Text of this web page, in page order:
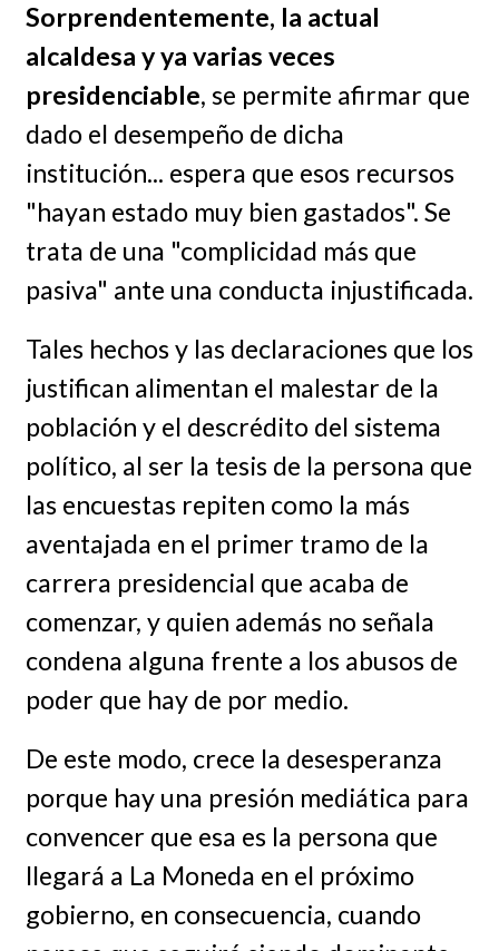
Sorprendentemente, la actual
alcaldesa y ya varias veces
presidenciable, se permite afirmar que
dado el desempeño de dicha
institución... espera que esos recursos
"hayan estado muy bien gastados". Se
trata de una "complicidad más que
pasiva" ante una conducta injustificada.
Tales hechos y las declaraciones que los
justifican alimentan el malestar de la
población y el descrédito del sistema
político, al ser la tesis de la persona que
las encuestas repiten como la más
aventajada en el primer tramo de la
carrera presidencial que acaba de
comenzar, y quien además no señala
condena alguna frente a los abusos de
poder que hay de por medio.
De este modo, crece la desesperanza
porque hay una presión mediática para
convencer que esa es la persona que
llegará a La Moneda en el próximo
gobierno, en consecuencia, cuando